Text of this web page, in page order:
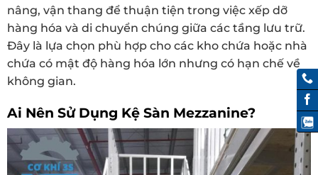
nâng, vận thang để thuận tiện trong việc xếp dỡ
hàng hóa và di chuyển chúng giữa các tầng lưu trữ.
Đây là lựa chọn phù hợp cho các kho chứa hoặc nhà
chứa có mật độ hàng hóa lớn nhưng có hạn chế về
không gian.
Ai Nên Sử Dụng Kệ Sàn Mezzanine?